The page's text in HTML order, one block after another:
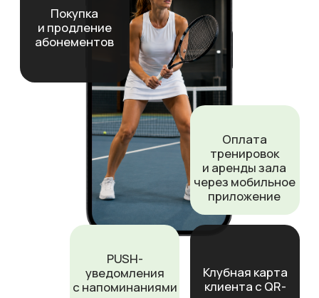
Все процессы фитнес-клуба
в одном приложении
10+ интеграций
уже встроены